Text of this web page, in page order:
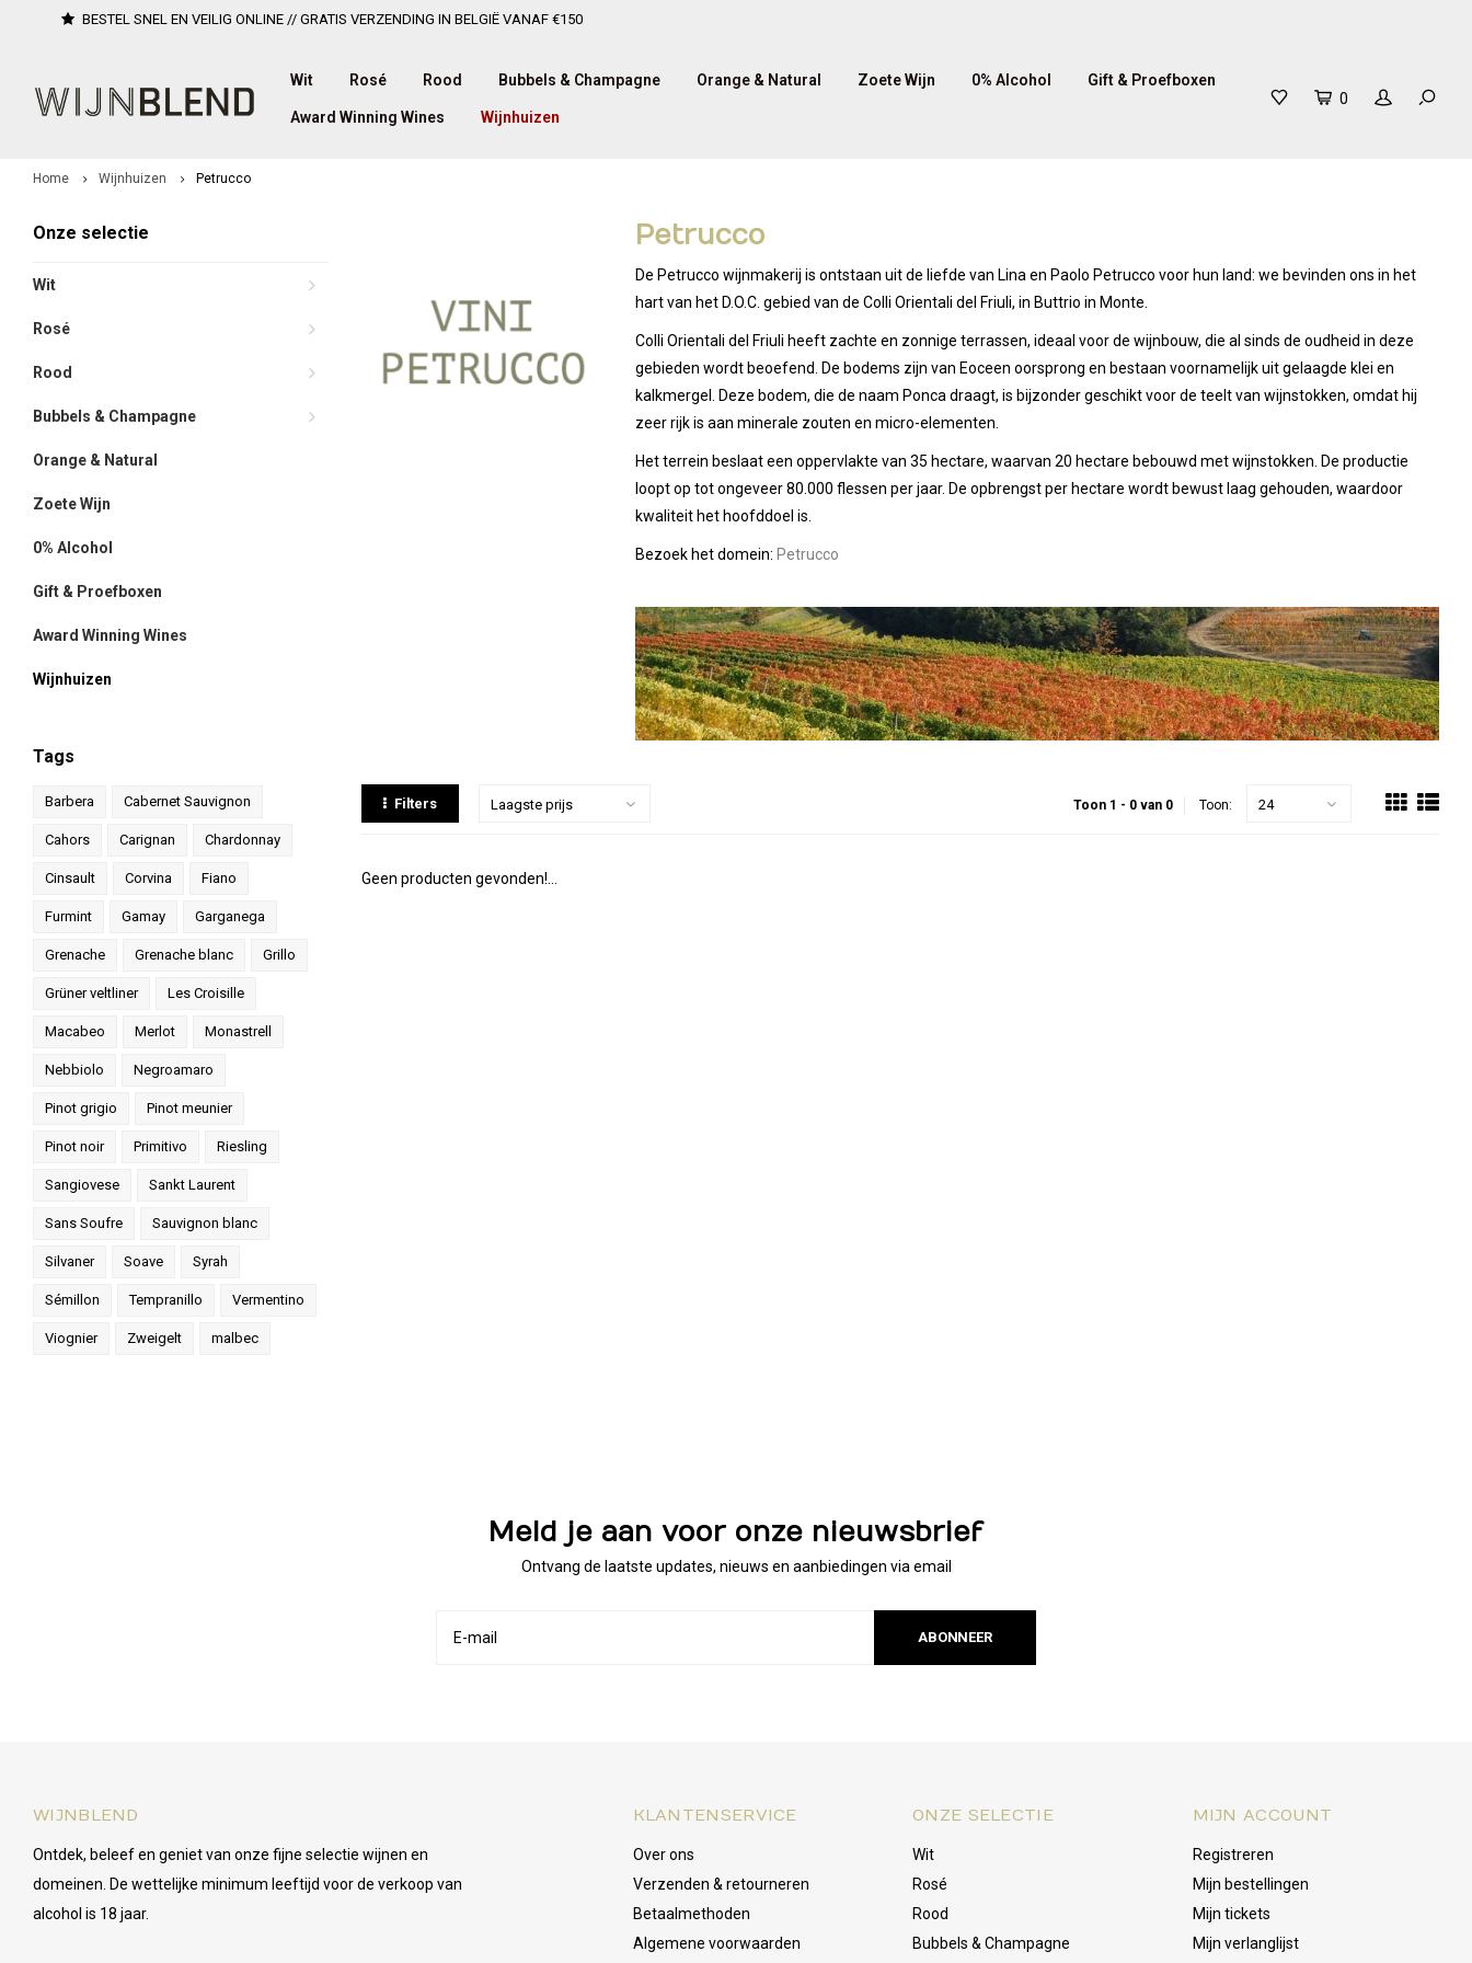
BESTEL SNEL EN VEILIG ONLINE // GRATIS VERZENDING IN BELGIË VANAF €150
Wit Rosé Rood Bubbels & Champagne Orange & Natural Zoete Wijn 0% Alcohol Gift & Proefboxen
Award Winning Wines Wijnhuizen
0
Home Wijnhuizen Petrucco
Onze selectie
Wit
Rosé
Rood
Bubbels & Champagne
Orange & Natural
Zoete Wijn
0% Alcohol
Gift & Proefboxen
Award Winning Wines
Wijnhuizen
Tags
Barbera Cabernet Sauvignon
Cahors Carignan Chardonnay
Cinsault Corvina Fiano
Furmint Gamay Garganega
Grenache Grenache blanc Grillo
Grüner veltliner Les Croisille
Macabeo Merlot Monastrell
Nebbiolo Negroamaro
Pinot grigio Pinot meunier
Pinot noir Primitivo Riesling
Sangiovese Sankt Laurent
Sans Soufre Sauvignon blanc
Silvaner Soave Syrah
Sémillon Tempranillo Vermentino
Viognier Zweigelt malbec
Petrucco
De Petrucco wijnmakerij is ontstaan uit de liefde van Lina en Paolo Petrucco voor hun land: we bevinden ons in het
hart van het D.O.C. gebied van de Colli Orientali del Friuli, in Buttrio in Monte.
Colli Orientali del Friuli heeft zachte en zonnige terrassen, ideaal voor de wijnbouw, die al sinds de oudheid in deze
gebieden wordt beoefend. De bodems zijn van Eoceen oorsprong en bestaan voornamelijk uit gelaagde klei en
kalkmergel. Deze bodem, die de naam Ponca draagt, is bijzonder geschikt voor de teelt van wijnstokken, omdat hij
zeer rijk is aan minerale zouten en micro-elementen.
Het terrein beslaat een oppervlakte van 35 hectare, waarvan 20 hectare bebouwd met wijnstokken. De productie
loopt op tot ongeveer 80.000 flessen per jaar. De opbrengst per hectare wordt bewust laag gehouden, waardoor
kwaliteit het hoofddoel is.
Bezoek het domein: Petrucco
Filters Laagste prijs Toon 1 - 0 van 0 Toon: 24
Geen producten gevonden!...
Meld je aan voor onze nieuwsbrief
Ontvang de laatste updates, nieuws en aanbiedingen via email
ABONNEER
WIJNBLEND
Ontdek, beleef en geniet van onze fijne selectie wijnen en
domeinen. De wettelijke minimum leeftijd voor de verkoop van
alcohol is 18 jaar.
KLANTENSERVICE
Over ons
Verzenden & retourneren
Betaalmethoden
Algemene voorwaarden
ONZE SELECTIE
Wit
Rosé
Rood
Bubbels & Champagne
MIJN ACCOUNT
Registreren
Mijn bestellingen
Mijn tickets
Mijn verlanglijst